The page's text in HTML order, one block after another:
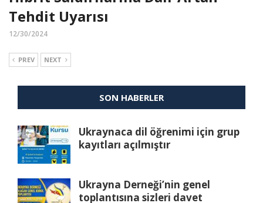
Tehdit Uyarısı
12/30/2024
PREV NEXT
SON HABERLER
Ukraynaca dil öğrenimi için grup
kayıtları açılmıştır
Ukrayna Derneği’nin genel
toplantısına sizleri davet